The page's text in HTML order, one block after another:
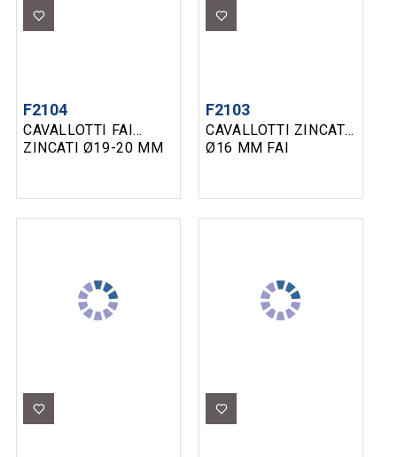
CAVALLOTTI FAI
ZINCATI Ø19-20 MM
F2104
CAVALLOTTI ZINCATI
Ø16 MM FAI
F2103